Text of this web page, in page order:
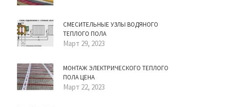
СМЕСИТЕЛЬНЫЕ УЗЛЫ ВОДЯНОГО
ТЕПЛОГО ПОЛА
Март 29, 2023
МОНТАЖ ЭЛЕКТРИЧЕСКОГО ТЕПЛОГО
ПОЛА ЦЕНА
Март 22, 2023